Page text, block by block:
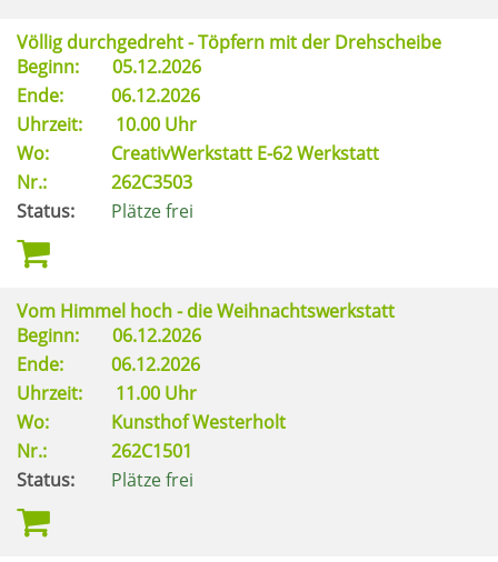
Völlig durchgedreht - Töpfern mit der Drehscheibe
Beginn:
05.12.2026
Ende:
06.12.2026
Uhrzeit:
10.00 Uhr
Wo:
CreativWerkstatt E-62 Werkstatt
Nr.:
262C3503
Status:
Plätze frei
Vom Himmel hoch - die Weihnachtswerkstatt
Beginn:
06.12.2026
Ende:
06.12.2026
Uhrzeit:
11.00 Uhr
Wo:
Kunsthof Westerholt
Nr.:
262C1501
Status:
Plätze frei